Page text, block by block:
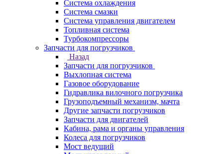
Система охлаждения
Система смазки
Система управления двигателем
Топливная система
Турбокомпрессоры
Запчасти для погрузчиков
Назад
Запчасти для погрузчиков
Выхлопная система
Газовое оборудование
Гидравлика вилочного погрузчика
Грузоподъемный механизм, мачта
Другие запчасти погрузчиков
Запчасти для двигателей
Кабина, рама и органы управления
Колеса для погрузчиков
Мост ведущий